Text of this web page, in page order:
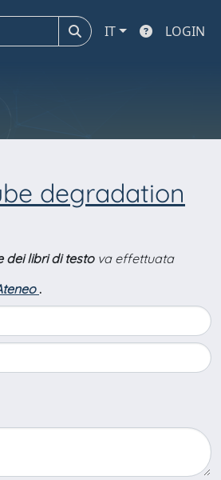
IT LOGIN
degradation
dei libri di testova effettuata
.